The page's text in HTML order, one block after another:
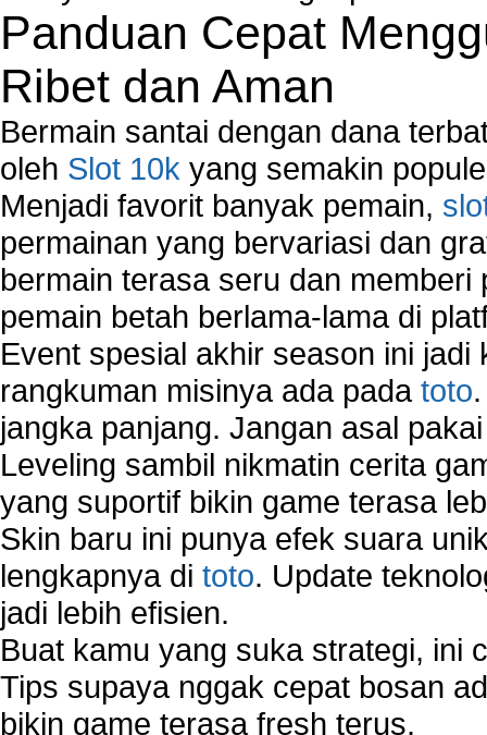
Panduan Cepat
Ribet dan Aman
Bermain santai dengan dana
oleh Slot 10k yang semakin
Menjadi favorit banyak pemain,
permainan yang bervariasi dan
bermain terasa seru dan
pemain betah berlama-lama di
Event spesial akhir season ini
rangkuman misinya ada pada toto
jangka panjang. Jangan asal
Leveling sambil nikmatin cerita
yang suportif bikin game terasa
Skin baru ini punya efek suara
lengkapnya di toto. Update
jadi lebih efisien.
Buat kamu yang suka strategi, ini
Tips supaya nggak cepat bosan
bikin game terasa fresh terus.